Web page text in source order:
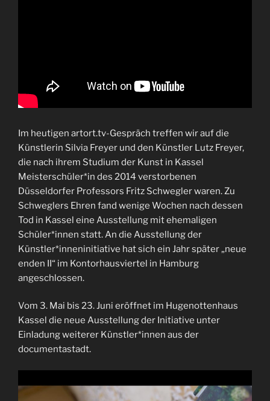
Im heutigen artort.tv-Gespräch treffen wir auf die
Künstlerin Silvia Freyer und den Künstler Lutz Freyer,
die nach ihrem Studium der Kunst in Kassel
Meisterschüler*in des 2014 verstorbenen
Düsseldorfer Professors Fritz Schwegler waren. Zu
Schweglers Ehren fand wenige Wochen nach dessen
Tod in Kassel eine Ausstellung mit ehemaligen
Schüler*innen statt. An die Ausstellung der
Künstler*inneninitiative hat sich ein Jahr später „neue
enden II“ im Kontorhausviertel in Hamburg
angeschlossen.
Vom 3. Mai bis 23. Juni eröffnet im Hugenottenhaus
Kassel die neue Ausstellung der Initiative unter
Einladung weiterer Künstler*innen aus der
documentastadt.